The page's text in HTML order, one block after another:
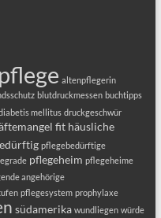
altenpflegerin
blutdruckmessen buchtipps
mellitus druckgeschwür
fit häusliche
pflegebedürftige
pflegeheim pflegeheime
angehörige
pflegesystem prophylaxe
südamerika wundliegen würde